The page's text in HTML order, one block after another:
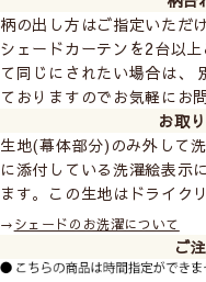
柄の出し方はご指定いただ
シェードカーテンを2台以
て同じにされたい場合は、
ておりますのでお気軽にお
お取
生地(幕体部分)のみ外して
に添付している洗濯絵表示
ます。この生地はドライク
→シェードのお洗濯について
ご